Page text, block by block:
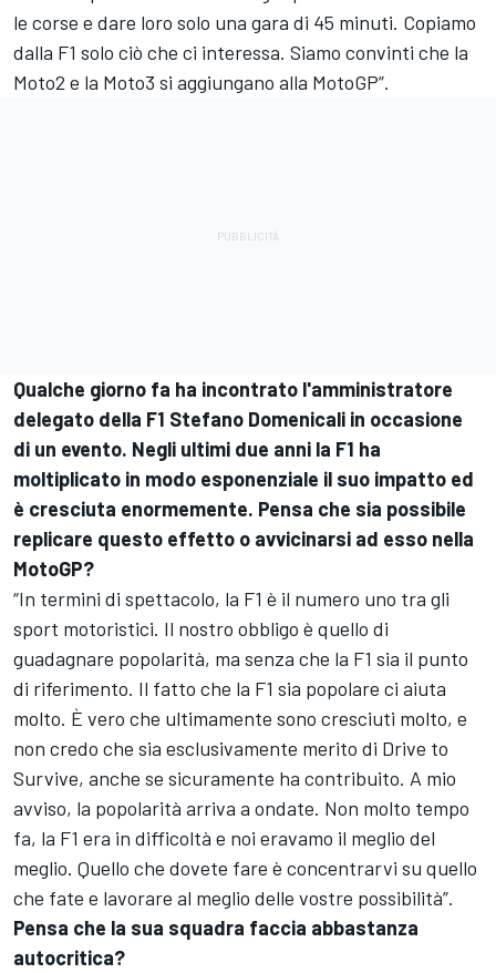
le corse e dare loro solo una gara di 45 minuti. Copiamo
dalla F1 solo ciò che ci interessa. Siamo convinti che la
Moto2 e la Moto3 si aggiungano alla MotoGP”.
Qualche giorno fa ha incontrato l'amministratore
delegato della F1 Stefano Domenicali in occasione
di un evento. Negli ultimi due anni la F1 ha
moltiplicato in modo esponenziale il suo impatto ed
è cresciuta enormemente. Pensa che sia possibile
replicare questo effetto o avvicinarsi ad esso nella
MotoGP?
“In termini di spettacolo, la F1 è il numero uno tra gli
sport motoristici. Il nostro obbligo è quello di
guadagnare popolarità, ma senza che la F1 sia il punto
di riferimento. Il fatto che la F1 sia popolare ci aiuta
molto. È vero che ultimamente sono cresciuti molto, e
non credo che sia esclusivamente merito di Drive to
Survive, anche se sicuramente ha contribuito. A mio
avviso, la popolarità arriva a ondate. Non molto tempo
fa, la F1 era in difficoltà e noi eravamo il meglio del
meglio. Quello che dovete fare è concentrarvi su quello
che fate e lavorare al meglio delle vostre possibilità”.
Pensa che la sua squadra faccia abbastanza
autocritica?